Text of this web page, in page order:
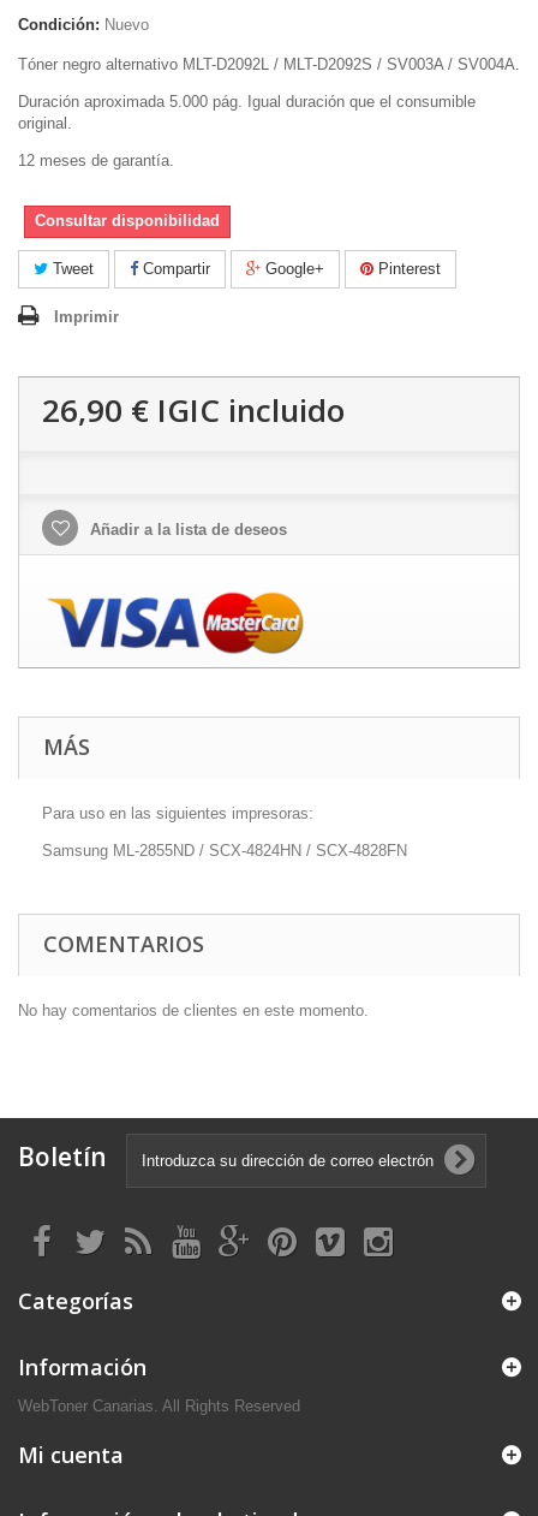
Condición: Nuevo
Tóner negro alternativo MLT-D2092L / MLT-D2092S / SV003A / SV004A.
Duración aproximada 5.000 pág. Igual duración que el consumible
original.
12 meses de garantía.
Consultar disponibilidad
Tweet Compartir Google+ Pinterest
Imprimir
26,90 € IGIC incluido
Añadir a la lista de deseos
MÁS
Para uso en las siguientes impresoras:
Samsung ML-2855ND / SCX-4824HN / SCX-4828FN
COMENTARIOS
No hay comentarios de clientes en este momento.
Boletín
Categorías
Información
WebToner Canarias. All Rights Reserved
Mi cuenta